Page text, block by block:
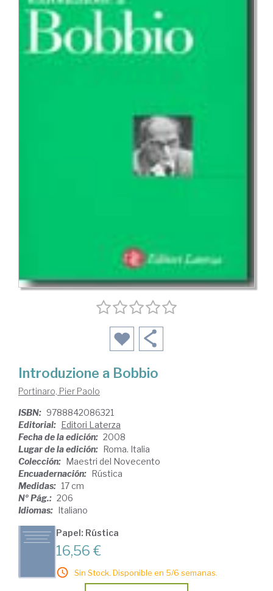
Introduzione a Bobbio
Portinaro, Pier Paolo
ISBN: 9788842086321
Editorial: Editori Laterza
Fecha de la edición: 2008
Lugar de la edición: Roma. Italia
Colección: Maestri del Novecento
Encuadernación: Rústica
Medidas: 17 cm
Nº Pág.: 206
Idiomas: Italiano
Papel: Rústica
16,56 €
Sin Stock. Disponible en 5/6 semanas.